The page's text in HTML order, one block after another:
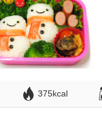
375kcal